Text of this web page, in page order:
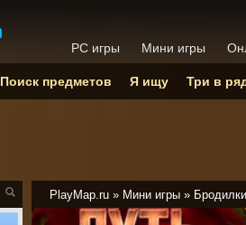
PlayMap.ru » Мини игры » Бродилки
PC игры Мини игры
Поиск предметов Я ищу Три в